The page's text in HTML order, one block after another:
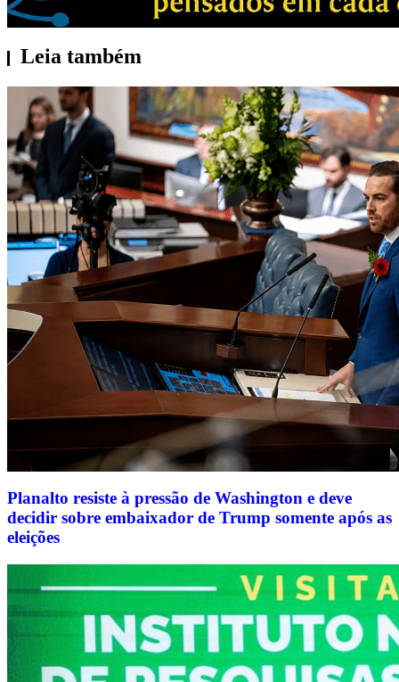
Leia também
Planalto resiste à pressão de Washington e deve
decidir sobre embaixador de Trump somente após as
eleições